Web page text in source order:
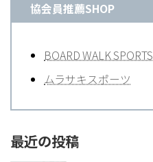
協会員推薦SHOP
BOARD WALK SPORTS
ムラサキスポーツ
最近の投稿